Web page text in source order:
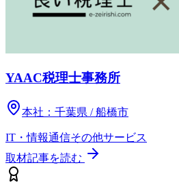
YAAC税理士事務所
本社： 千葉県 / 船橋市
IT・情報通信その他サービス
取材記事を読む